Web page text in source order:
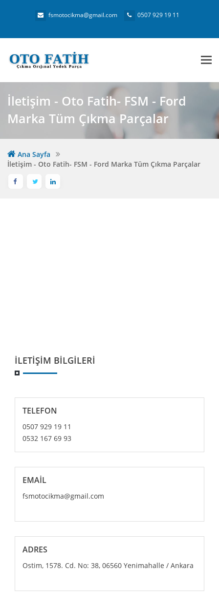
fsmotocikma@gmail.com 0507 929 19 11
İletişim - Oto Fatih- FSM - Ford
Marka Tüm Çıkma Parçalar
Ana Sayfa
İletişim - Oto Fatih- FSM - Ford Marka Tüm Çıkma Parçalar
İLETIŞIM BILGILERI
TELEFON
0507 929 19 11
0532 167 69 93
EMAIL
fsmotocikma@gmail.com
ADRES
Ostim, 1578. Cd. No: 38, 06560 Yenimahalle / Ankara